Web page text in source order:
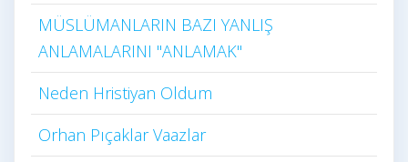
MÜSLÜMANLARIN BAZI YANLIŞ
ANLAMALARINI "ANLAMAK"
Neden Hristiyan Oldum​
Orhan Pıçaklar Vaazlar